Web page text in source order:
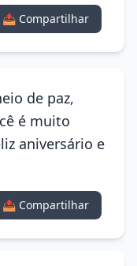
📤 Compartilhar
de paz,
é muito
aniversário e
📤 Compartilhar